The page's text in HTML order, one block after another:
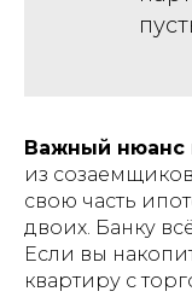
Важный нюанс
из
свою часть
двоих. Банку
Если вы
квартиру с